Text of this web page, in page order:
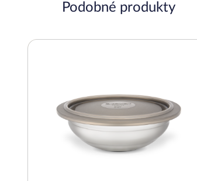
Podobné produkty